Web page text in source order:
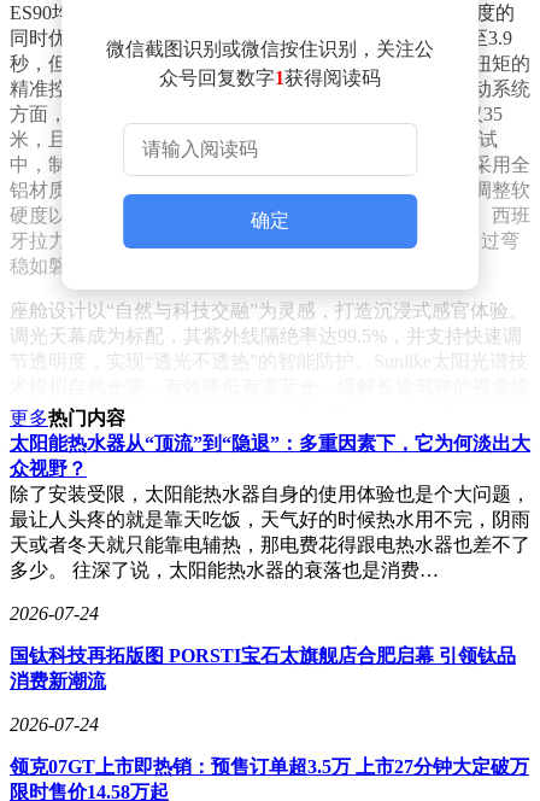
ES90均搭载沃尔沃第三代自研电驱系统，在提升功率密度的
同时优化能效表现。EX90零百加速4.2秒，ES90则缩短至3.9
秒，但沃尔沃更注重动力输出的线性质感——通过电机扭矩的
精准控制，将强劲动力转化为从容不迫的驾驶体验。制动系统
方面，EX90标配Brembo高性能卡钳，百公里制动距离仅35
米，且在阿尔卑斯山连续16公里、9%坡度的极端下坡测试
中，制动液温度始终稳定，彻底消除热衰减隐患。底盘采用全
铝材质降低簧下质量，配合智能双腔空气悬架，可实时调整软
硬度以兼顾舒适与操控。历经瑞典冰雪路面、德国山路、西班
牙拉力赛道等全球28轮调校，最终实现“转向如臂使指，过弯
稳如磐石”的驾驶质感。
座舱设计以“自然与科技交融”为灵感，打造沉浸式感官体验。
调光天幕成为标配，其紫外线隔绝率达99.5%，并支持快速调
节透明度，实现“透光不透热”的智能防护。Sunlike太阳光谱技
劳。实木透光饰板将竹纹与星空图案镌刻于0.6毫米薄木之
上，白天呈现自然纹理，夜晚则透出柔和氛围光，营造出北欧
风格的静谧空间。音响系统更是行业标杆：联合Abbey Road
录音室、宝华韦健与杜比实验室，由“汽车声场教父”汉斯·拉
赫蒂调校的25扬声器系统（含4个头枕扬声器与4个天空扬声
器），支持7.1.4杜比全景声与独家Abbey Road模式。该模式
通过三维六向界面，提供“复古-现代”“控制室-录音现场”“紧
种大师级场景，让用户一键切换至专业录音室级声学环境。
与ES90以“车身抗撞击，电池防失控”为目标，构建双重防护
体系。被动安全层面，专属纯电笼式车身采用1500MPa超高强
度硼钢打造A/B/C柱，车顶可承受超4倍车重压力。电池安全
微信截图识别或微信按住识别，关注公
众号回复数字1获得阅读码
确定
更多热门内容
太阳能热水器从“顶流”到“隐退”：多重因素下，它为何淡出大
众视野？
除了安装受限，太阳能热水器自身的使用体验也是个大问题，
最让人头疼的就是靠天吃饭，天气好的时候热水用不完，阴雨
天或者冬天就只能靠电辅热，那电费花得跟电热水器也差不了
多少。 往深了说，太阳能热水器的衰落也是消费…
2026-07-24
国钛科技再拓版图 PORSTI宝石太旗舰店合肥启幕 引领钛品
消费新潮流
2026-07-24
领克07GT上市即热销：预售订单超3.5万 上市27分钟大定破万
限时售价14.58万起